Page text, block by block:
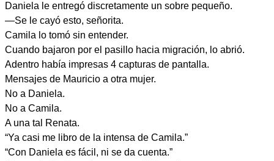
Daniela le entregó discretamente un sobre pequeño.
—Se le cayó esto, señorita.
Camila lo tomó sin entender.
Cuando bajaron por el pasillo hacia migración, lo abrió.
Adentro había impresas 4 capturas de pantalla.
Mensajes de Mauricio a otra mujer.
No a Daniela.
No a Camila.
A una tal Renata.
“Ya casi me libro de la intensa de Camila.”
“Con Daniela es fácil, ni se da cuenta.”